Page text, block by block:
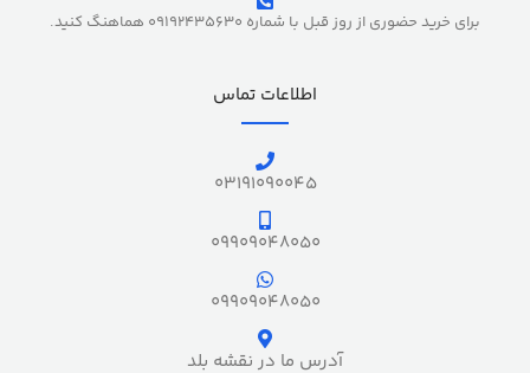
برای خرید حضوری از روز قبل با شماره 09192435630 هماهنگ کنید.
اطلاعات تماس
03191090045
09909048050
09909048050
آدرس ما در نقشه بلد